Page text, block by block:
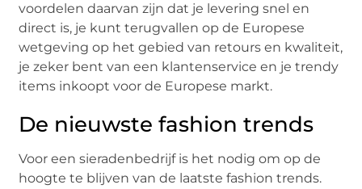
voordelen daarvan zijn dat je levering snel en
direct is, je kunt terugvallen op de Europese
wetgeving op het gebied van retours en kwaliteit,
je zeker bent van een klantenservice en je trendy
items inkoopt voor de Europese markt.
De nieuwste fashion trends
Voor een sieradenbedrijf is het nodig om op de
hoogte te blijven van de laatste fashion trends.